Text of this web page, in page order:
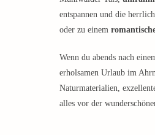
entspannen und die
oder zu einem
Wenn du abends nach
erholsamen Urlaub im
Naturmaterialien,
alles vor der